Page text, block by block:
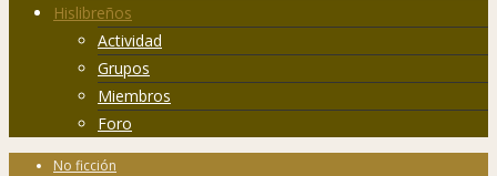
Hislibreños
Actividad
Grupos
Miembros
Foro
No ficción